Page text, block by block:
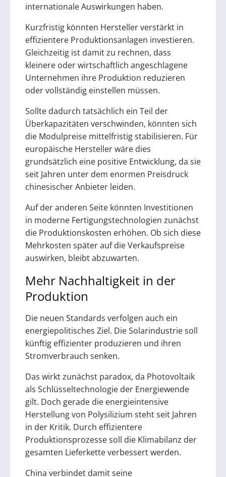
internationale Auswirkungen haben.
Kurzfristig könnten Hersteller verstärkt in
effizientere Produktionsanlagen investieren.
Gleichzeitig ist damit zu rechnen, dass
kleinere oder wirtschaftlich angeschlagene
Unternehmen ihre Produktion reduzieren
oder vollständig einstellen müssen.
Sollte dadurch tatsächlich ein Teil der
Überkapazitäten verschwinden, könnten sich
die Modulpreise mittelfristig stabilisieren. Für
europäische Hersteller wäre dies
grundsätzlich eine positive Entwicklung, da sie
seit Jahren unter dem enormen Preisdruck
chinesischer Anbieter leiden.
Auf der anderen Seite könnten Investitionen
in moderne Fertigungstechnologien zunächst
die Produktionskosten erhöhen. Ob sich diese
Mehrkosten später auf die Verkaufspreise
auswirken, bleibt abzuwarten.
Mehr Nachhaltigkeit in der
Produktion
Die neuen Standards verfolgen auch ein
energiepolitisches Ziel. Die Solarindustrie soll
künftig effizienter produzieren und ihren
Stromverbrauch senken.
Das wirkt zunächst paradox, da Photovoltaik
als Schlüsseltechnologie der Energiewende
gilt. Doch gerade die energieintensive
Herstellung von Polysilizium steht seit Jahren
in der Kritik. Durch effizientere
Produktionsprozesse soll die Klimabilanz der
gesamten Lieferkette verbessert werden.
China verbindet damit seine